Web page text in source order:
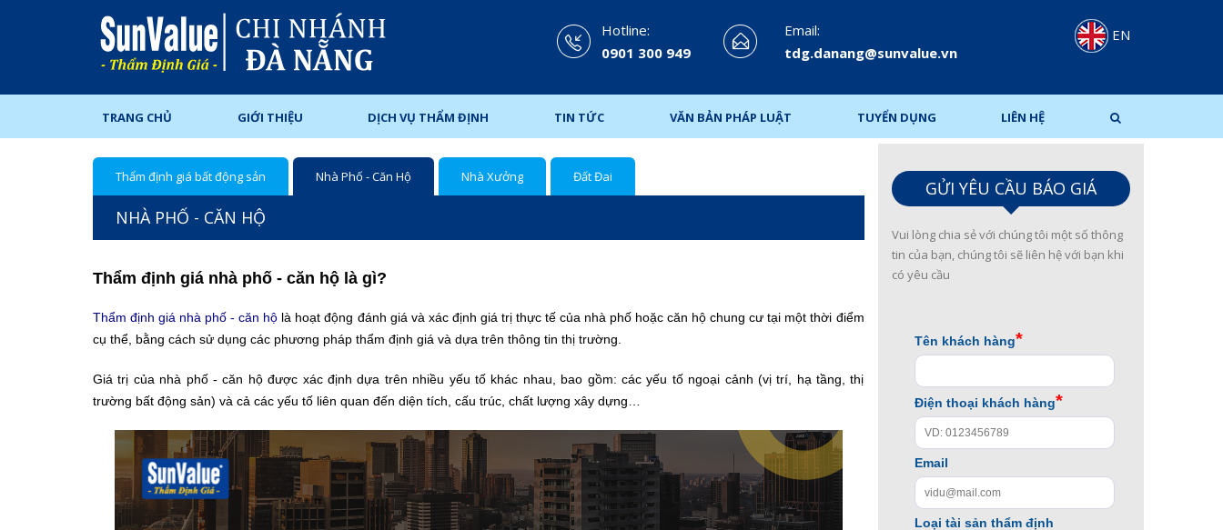
Hotline:
0901 300 949
Email:
tdg.danang@sunvalue.vn
EN
TRANG CHỦ GIỚI THIỆU DỊCH VỤ THẨM ĐỊNH TIN TỨC VĂN BẢN PHÁP LUẬT TUYỂN DỤNG LIÊN HỆ
Thẩm định giá bất động sản Nhà Phố - Căn Hộ Nhà Xưởng Đất Đai
NHÀ PHỐ - CĂN HỘ
Thẩm định giá nhà phố - căn hộ là gì?
Thẩm định giá nhà phố - căn hộ là hoạt động đánh giá và xác định giá trị thực tế của nhà phố hoặc căn hộ chung cư tại một thời điểm
cụ thể, bằng cách sử dụng các phương pháp thẩm định giá và dựa trên thông tin thị trường.
Giá trị của nhà phố - căn hộ được xác định dựa trên nhiều yếu tố khác nhau, bao gồm: các yếu tố ngoại cảnh (vị trí, hạ tầng, thị
trường bất động sản) và cả các yếu tố liên quan đến diện tích, cấu trúc, chất lượng xây dựng…
GỬI YÊU CẦU BÁO GIÁ
Vui lòng chia sẻ với chúng tôi một số thông
tin của bạn, chúng tôi sẽ liên hệ với bạn khi
có yêu cầu